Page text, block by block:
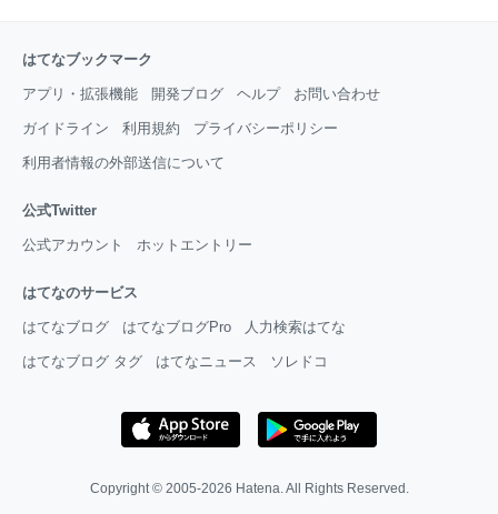
はてなブックマーク
アプリ・拡張機能 開発ブログ ヘルプ お問い合わせ
ガイドライン 利用規約 プライバシーポリシー
利用者情報の外部送信について
公式Twitter
公式アカウント ホットエントリー
はてなのサービス
はてなブログ はてなブログPro 人力検索はてな
はてなブログ タグ はてなニュース ソレドコ
Copyright © 2005-2026 Hatena. All Rights Reserved.